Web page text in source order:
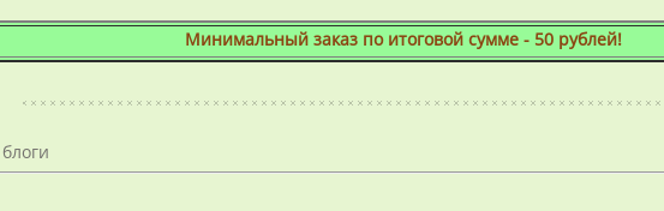
Минимальный заказ по итоговой сумме - 50 рублей! При